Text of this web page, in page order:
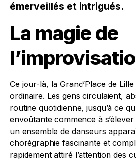
émerveillés et intrigués.
La magie de
Ce jour-là, la Grand’Place de
ordinaire. Les gens circulaient,
routine quotidienne, jusqu’à ce
envoûtante commence à s’élever
un ensemble de danseurs
chorégraphie fascinante et
rapidement attiré l’attention des